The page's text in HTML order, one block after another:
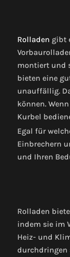
Rolladen gibt
montiert und
bieten eine
unauffällig.
können.
Kurbel
Egal für
Einbrechern
und Ihren
Rolladen
indem sie im
Heiz- und
durchdringen